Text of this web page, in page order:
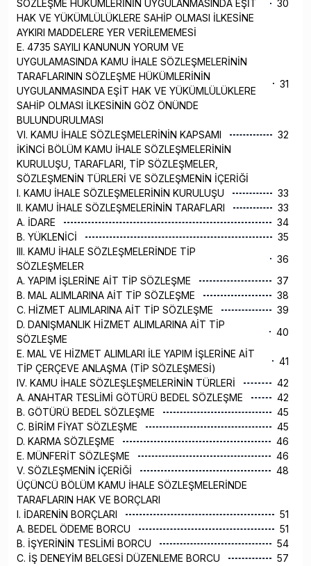
SÖZLEŞME HÜKÜMLERİNİN UYGULANMASINDA EŞİT
HAK VE YÜKÜMLÜLÜKLERE SAHİP OLMASI İLKESİNE
AYKIRI MADDELERE YER VERİLEMEMESİ
30
E. 4735 SAYILI KANUNUN YORUM VE
UYGULAMASINDA KAMU İHALE SÖZLEŞMELERİNİN
TARAFLARININ SÖZLEŞME HÜKÜMLERİNİN
UYGULANMASINDA EŞİT HAK VE YÜKÜMLÜLÜKLERE
SAHİP OLMASI İLKESİNİN GÖZ ÖNÜNDE
BULUNDURULMASI
31
VI. KAMU İHALE SÖZLEŞMELERİNİN KAPSAMI
32
İKİNCİ BÖLÜM KAMU İHALE SÖZLEŞMELERİNİN
KURULUŞU, TARAFLARI, TİP SÖZLEŞMELER,
SÖZLEŞMENİN TÜRLERİ VE SÖZLEŞMENİN İÇERİĞİ
I. KAMU İHALE SÖZLEŞMELERİNİN KURULUŞU
33
II. KAMU İHALE SÖZLEŞMELERİNİN TARAFLARI
33
A. İDARE
34
B. YÜKLENİCİ
35
III. KAMU İHALE SÖZLEŞMELERİNDE TİP
SÖZLEŞMELER
36
A. YAPIM İŞLERİNE AİT TİP SÖZLEŞME
37
B. MAL ALIMLARINA AİT TİP SÖZLEŞME
38
C. HİZMET ALIMLARINA AİT TİP SÖZLEŞME
39
D. DANIŞMANLIK HİZMET ALIMLARINA AİT TİP
SÖZLEŞME
40
E. MAL VE HİZMET ALIMLARI İLE YAPIM İŞLERİNE AİT
TİP ÇERÇEVE ANLAŞMA (TİP SÖZLEŞMESİ)
41
IV. KAMU İHALE SÖZLEŞLEŞMELERİNİN TÜRLERİ
42
A. ANAHTAR TESLİMİ GÖTÜRÜ BEDEL SÖZLEŞME
42
B. GÖTÜRÜ BEDEL SÖZLEŞME
45
C. BİRİM FİYAT SÖZLEŞME
45
D. KARMA SÖZLEŞME
46
E. MÜNFERİT SÖZLEŞME
46
V. SÖZLEŞMENİN İÇERİĞİ
48
ÜÇÜNCÜ BÖLÜM KAMU İHALE SÖZLEŞMELERİNDE
TARAFLARIN HAK VE BORÇLARI
I. İDARENİN BORÇLARI
51
A. BEDEL ÖDEME BORCU
51
B. İŞYERİNİN TESLİMİ BORCU
54
C. İŞ DENEYİM BELGESİ DÜZENLEME BORCU
57